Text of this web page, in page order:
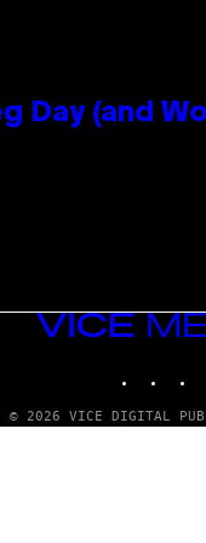
Day (and
VICE
MEDIA
© 2026 VICE DIGITAL